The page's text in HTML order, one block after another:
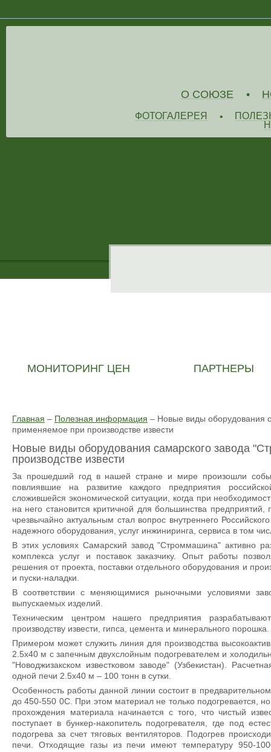
О СОЮЗЕ •
ФОТОГАЛЕРЕЯ •
МОНИТОРИНГ ЦЕН ПАРТНЕРЫ
Главная – Полезная информация – Новые виды оборудования
применяемое при производстве извести
Новые виды оборудования самарского завода
производстве извести
За прошедший год в нашей стране и мире произошли
повлиявшие на развитие каждого предприятия
сложившейся экономической ситуации, когда при
на него становится критичной для большинства
чрезвычайно актуальным стал вопрос внутреннего
надежного оборудования, услуг инжиниринга, сервиса в том
В этих условиях Самарский завод "Строммашина" активно
комплекса услуг и поставок заказчику. Опыт работы
решения от проекта, поставки отдельного оборудования и
и пуски-наладки.
В соответствии с меняющимися рыночными условиями
выпускаемых изделий.
Техническим центром нашего предприятия
производству извести, гипса, цемента и минерального порошка.
Примером может служить линия для производства
2.5х40 м с запечным двухслойным подогревателем и
"Новоджизакском известковом заводе" (Узбекистан).
одной печи 2.5х40 м – 100 тонн в сутки.
Особенность работы данной линии состоит в
до 450-550 0С. При этом материал не только подогревается,
прохождения материала начинается с того, что чистый
поступает в бункер-накопитель подогревателя, где под
подогрева за счет тяговых вентиляторов. Подогрев
печи. Отходящие газы из печи имеют температуру 950-